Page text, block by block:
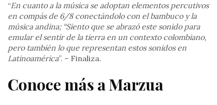
“En cuanto a la música se adoptan elementos percutivos
en compás de 6/8 conectándolo con el bambuco y la
música andina; “Siento que se abrazó este sonido para
emular el sentir de la tierra en un contexto colombiano,
pero también lo que representan estos sonidos en
Latinoamérica”. – Finaliza.
Conoce más a Marzua